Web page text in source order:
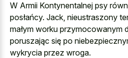
W Armii Kontynentalnej psy
posłańcy. Jack, nieustraszony
małym worku przymocowanym
poruszając się po
wykrycia przez wroga.